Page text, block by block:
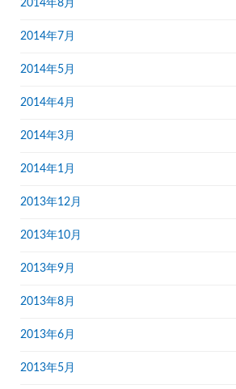
2014年8月
2014年7月
2014年5月
2014年4月
2014年3月
2014年1月
2013年12月
2013年10月
2013年9月
2013年8月
2013年6月
2013年5月